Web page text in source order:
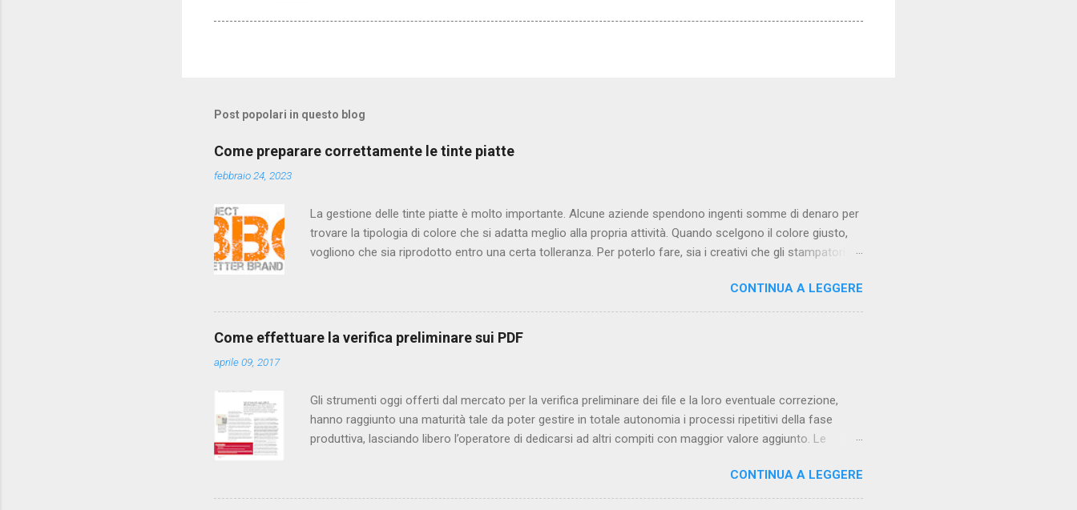
Post popolari in questo blog
Come preparare correttamente le tinte piatte
febbraio 24, 2023
La gestione delle tinte piatte è molto importante. Alcune aziende spendono ingenti somme di denaro per
trovare la tipologia di colore che si adatta meglio alla propria attività. Quando scelgono il colore giusto,
vogliono che sia riprodotto entro una certa tolleranza. Per poterlo fare, sia i creativi che gli stampatori
hanno dimostrato che la maggior parte dei riferimenti oggi utilizzati non sono corretti, certe volte anche
in maniera considerevole, compromettendo la riproduzione del colore. Tutto ciò comporta dei costi che
continuano a crescere anche in maniera significativa, sfociando in discussioni tra committenti, creativi,
aziende di prestampa e stampatori sul modo in cui è stato riprodotto il colore. Dei buoni riferimenti
CONTINUA A LEGGERE
Come effettuare la verifica preliminare sui PDF
aprile 09, 2017
Gli strumenti oggi offerti dal mercato per la verifica preliminare dei file e la loro eventuale correzione,
hanno raggiunto una maturità tale da poter gestire in totale autonomia i processi ripetitivi della fase
produttiva, lasciando libero l’operatore di dedicarsi ad altri compiti con maggior valore aggiunto. Le
migliorare l’efficienza e la produttività, attraverso l’automazione e l’integrazione di tutte le applicazioni.
L’implementazione di un flusso di questo tipo, comporta però un esborso molto importante sia in termini
CONTINUA A LEGGERE